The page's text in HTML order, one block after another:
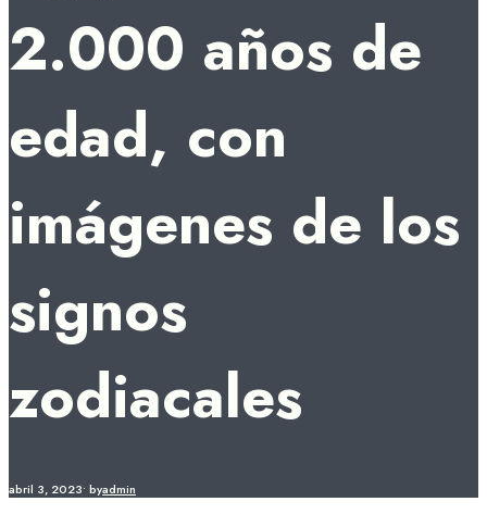
2.000 años de
edad, con
imágenes de los
signos
zodiacales
abril 3, 2023• byadmin